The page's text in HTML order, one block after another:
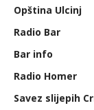
Opština Ulcinj
Radio Bar
Bar info
Radio Homer
Savez slijepih